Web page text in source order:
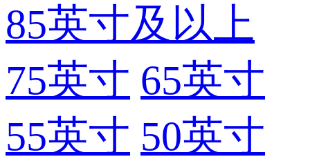
85英寸及以上
75英寸 65英寸
55英寸 50英寸